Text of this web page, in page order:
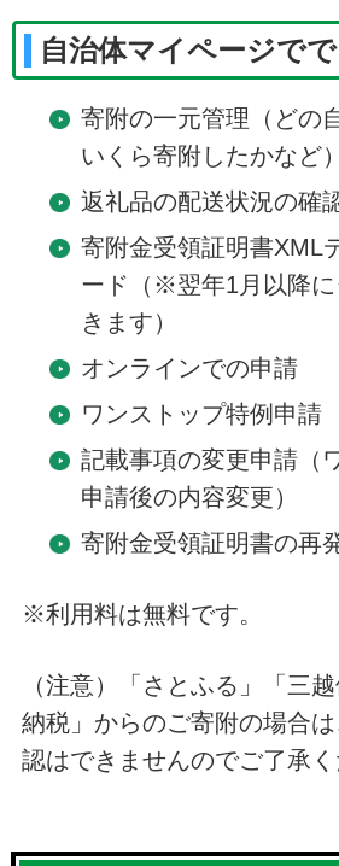
自治体マイページで
寄附の一元管理（どの
いくら寄附したかなど）
返礼品の配送状況の確
寄附金受領証明書XML
ード（※翌年1月以降
きます）
オンラインでの申請
ワンストップ特例申請
記載事項の変更申請（
申請後の内容変更）
寄附金受領証明書の
※利用料は無料です。
（注意）「さとふる」「三
納税」からのご寄附の場合
認はできませんのでご了承く